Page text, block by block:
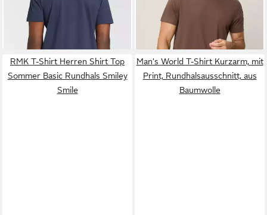
Baumwolle, angenehmer
Tragekomfort, hochwertige
Verarbeitung
RMK T-Shirt Herren Shirt Top
Sommer Basic Rundhals Smiley
Smile
Man's World T-Shirt Kurzarm, mit
Print, Rundhalsausschnitt, aus
Baumwolle